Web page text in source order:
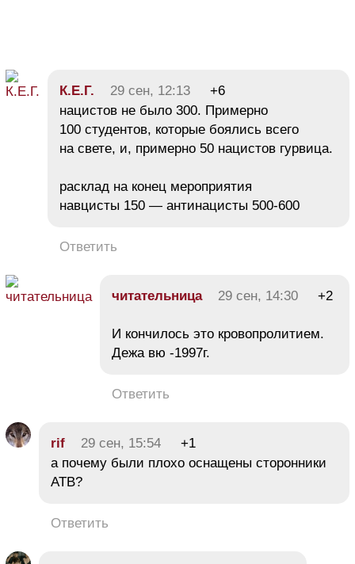
К.Е.Г. 29 сен, 12:13
+6
нацистов не было 300. Примерно
100 студентов, которые боялись всего
на свете, и, примерно 50 нацистов гурвица.
расклад на конец мероприятия
навцисты 150 — антинацисты 500-600
Ответить
читательница 29 сен, 14:30 +2
И кончилось это кровопролитием.
Дежа вю -1997г.
Ответить
rif 29 сен, 15:54
+1
а почему были плохо оснащены сторонники
АТВ?
Ответить